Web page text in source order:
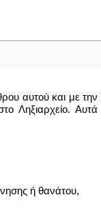
αυτού και με την
Ληξιαρχείο. Αυτά
ή θανάτου,